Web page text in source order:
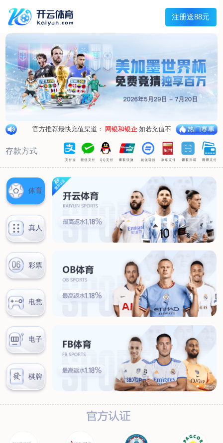
Menu
网站首页
关于我们
产品中心
荣誉资质
厂区设备
人才招聘
新闻中心
销售网点